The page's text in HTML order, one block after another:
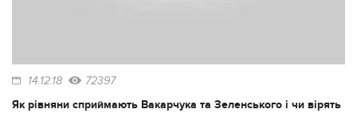
14.12.18 72397
Як рівняни сприймають Вакарчука та Зеленського і чи вірять